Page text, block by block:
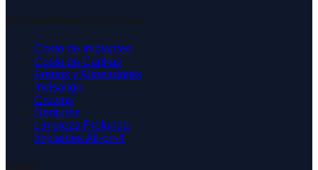
Costo de Implantes
Costo de Carillas
Frenos y Alineadores
Invisalign
Crowns
Dentures
Limpieza Profunda
Implantes All-on-4